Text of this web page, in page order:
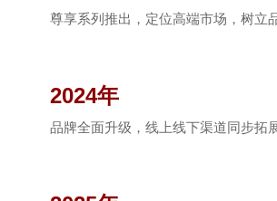
尊享系列推出，定位高端市场，树立
2024年
品牌全面升级，线上线下渠道同步拓